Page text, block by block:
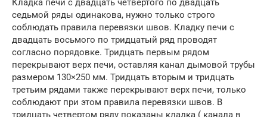
Кладка печи с двадцать четвертого по двадцать
седьмой ряды одинакова, нужно только строго
соблюдать правила перевязки швов. Кладку печи с
двадцать восьмого по тридцатый ряд проводят
согласно порядовке. Тридцать первым рядом
перекрывают верх печи, оставляя канал дымовой трубы
размером 130×250 мм. Тридцать вторым и тридцать
третьим рядами также перекрывают верх печи, только
соблюдают при этом правила перевязки швов. В
тридцать четвертом ряду показаны кладка ( канала в